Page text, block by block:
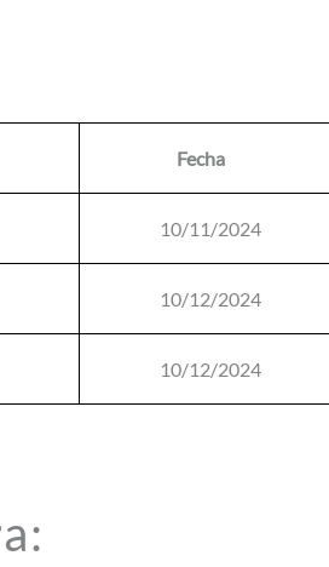
Fecha
10/11/2024
10/12/2024
10/12/2024